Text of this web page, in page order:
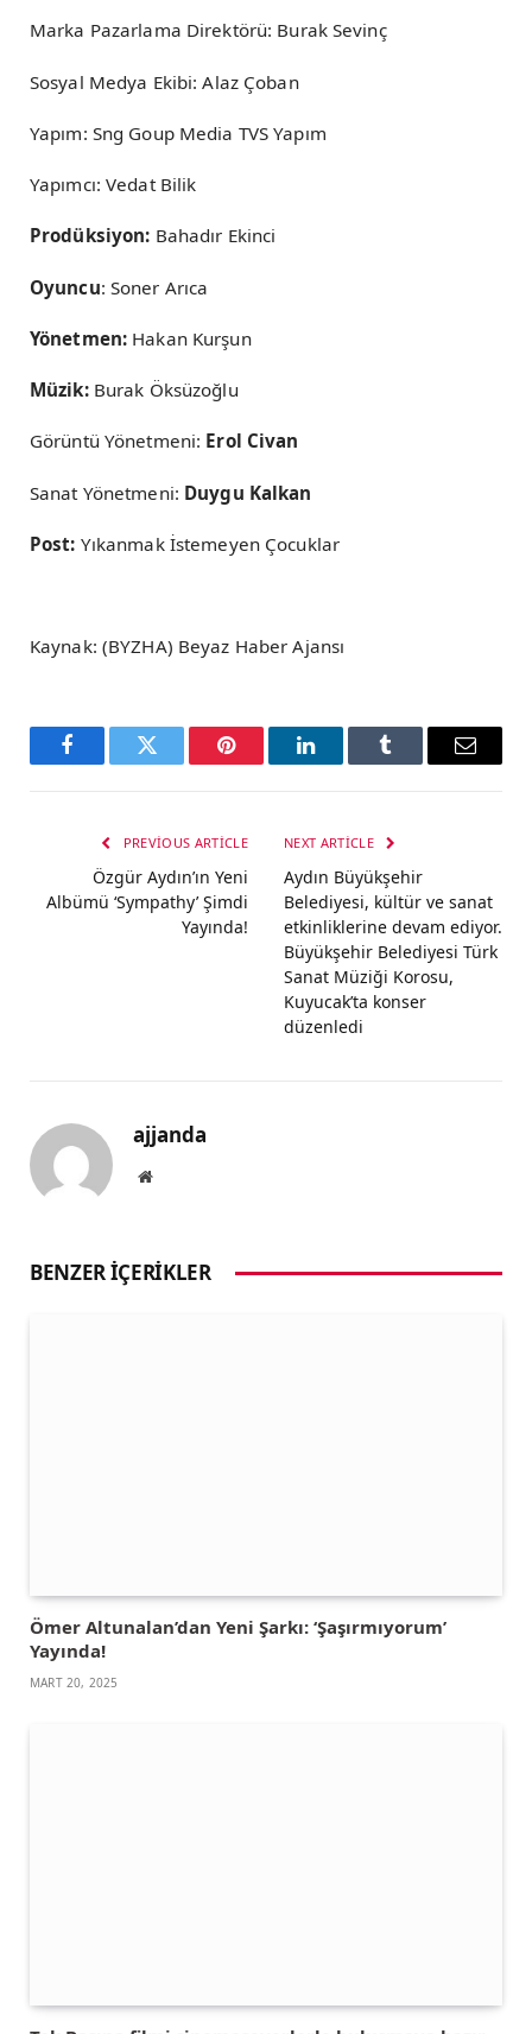
Marka Pazarlama Direktörü: Burak Sevinç
Sosyal Medya Ekibi: Alaz Çoban
Yapım: Sng Goup Media TVS Yapım
Yapımcı: Vedat Bilik
Prodüksiyon: Bahadır Ekinci
Oyuncu: Soner Arıca
Yönetmen: Hakan Kurşun
Müzik:Burak Öksüzoğlu
Görüntü Yönetmeni: Erol Civan
Sanat Yönetmeni: Duygu Kalkan
Post: Yıkanmak İstemeyen Çocuklar
Kaynak: (BYZHA) Beyaz Haber Ajansı
FacebookTwitter Pinterest LinkedInTumblr Email
PREVIOUS ARTICLE
Özgür Aydın’ın Yeni
Albümü ‘Sympathy’ Şimdi
Yayında!
NEXT ARTICLE
Aydın Büyükşehir
Belediyesi, kültür ve sanat
etkinliklerine devam ediyor.
Büyükşehir Belediyesi Türk
Sanat Müziği Korosu,
Kuyucak’ta konser
düzenledi
ajjanda
Website
BENZER İÇERIKLER
Ömer Altunalan’dan Yeni Şarkı: ‘Şaşırmıyorum’
Yayında!
MART 20, 2025